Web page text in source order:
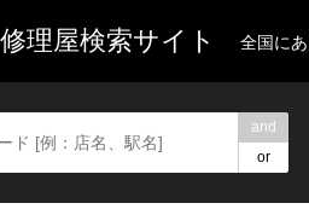
理屋検索サイト 全国に
and
or